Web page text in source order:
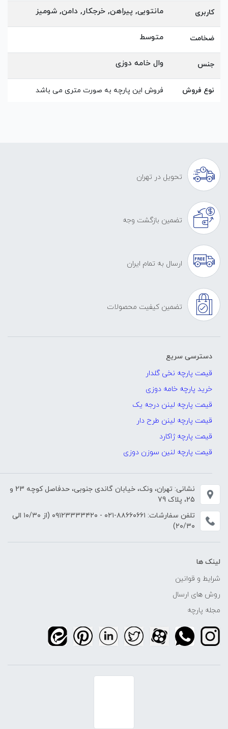
کاربری مانتویی, پیراهن, خرجکار, دامن, شومیز
ضخامت متوسط
جنس وال خامه دوزی
نوع فروش فروش این پارچه به صورت متری می باشد
تحویل در تهران
تضمین بازگشت وجه
ارسال به تمام ایران
تضمین کیفیت محصولات
دسترسی سریع
قیمت پارچه نخی گلدار
خرید پارچه خامه دوزی
قیمت پارچه لینن درجه یک
قیمت پارچه لینن طرح دار
قیمت پارچه ژاکارد
قیمت پارچه لنین سوزن دوزی
نشانی: تهران، ونک، خیابان گاندی جنوبی، حدفاصل کوچه 23 و
25، پلاک 79
تلفن سفارشات: ۸۸۶۶۰۶۶۱-۰۲۱ - ۰۹۱۲۳۳۳۳۴۲۰
(از ۱۰/۳۰ الی
۲۰/۳۰)
لینک ها
شرایط و قوانین
روش های ارسال
مجله پارچه